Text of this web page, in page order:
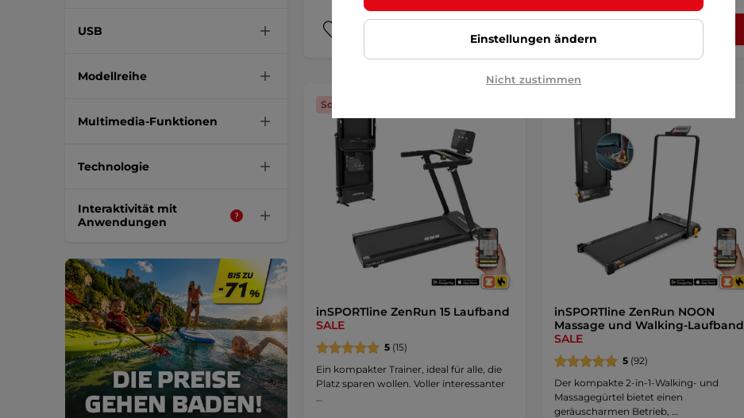
USB
Modellreihe
Multimedia-Funktionen
Technologie
Interaktivität mit
Anwendungen
Sonderangebot
inSPORTline ZenRun 15 Laufband
SALE
5 (15)
Ein kompakter Trainer, ideal für alle, die
Platz sparen wollen. Voller interessanter
inSPORTline ZenRun NOON
Massage und Walking-Laufband
SALE
5(92)
Der kompakte 2-in-1-Walking- und
Massagegürtel bietet einen
geräuscharmen Betrieb, …
Einstellungen ändern
Nicht zustimmen